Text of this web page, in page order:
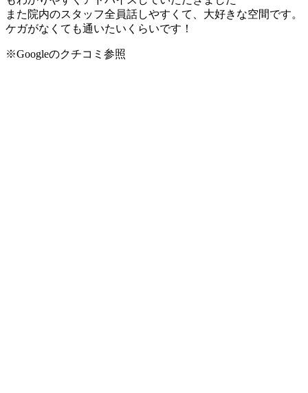
また院内のスタッフ全員話しやすくて、大好きな空間です。
ケガがなくても通いたいくらいです！
※Googleのクチコミ参照